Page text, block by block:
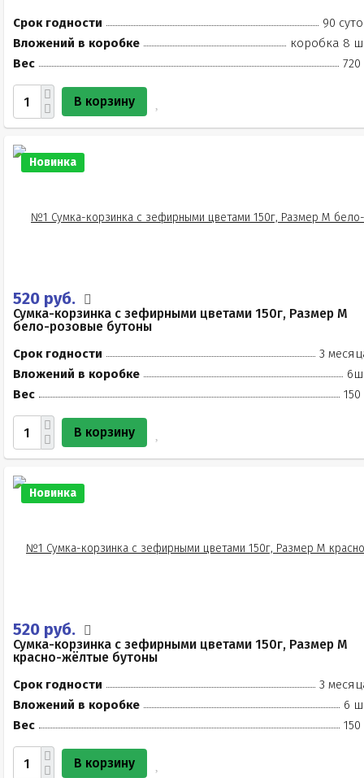
Срок годности
90
Вложений в коробке
коробка 8
Вес
720
В корзину
Новинка
520 руб.
Сумка-корзинка с зефирными цветами 150г, Размер М
бело-розовые бутоны
Срок годности
3
Вложений в коробке
Вес
150
В корзину
Новинка
520 руб.
Сумка-корзинка с зефирными цветами 150г, Размер М
красно-жёлтые бутоны
Срок годности
3
Вложений в коробке
6
Вес
150
В корзину